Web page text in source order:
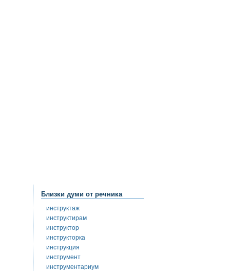
Близки думи от речника
инструктаж
инструктирам
инструктор
инструкторка
инструкция
инструмент
инструментариум